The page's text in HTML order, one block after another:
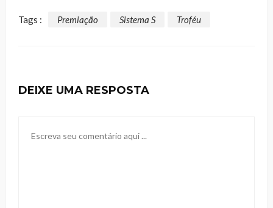
Tags : Premiação Sistema S Troféu
DEIXE UMA RESPOSTA